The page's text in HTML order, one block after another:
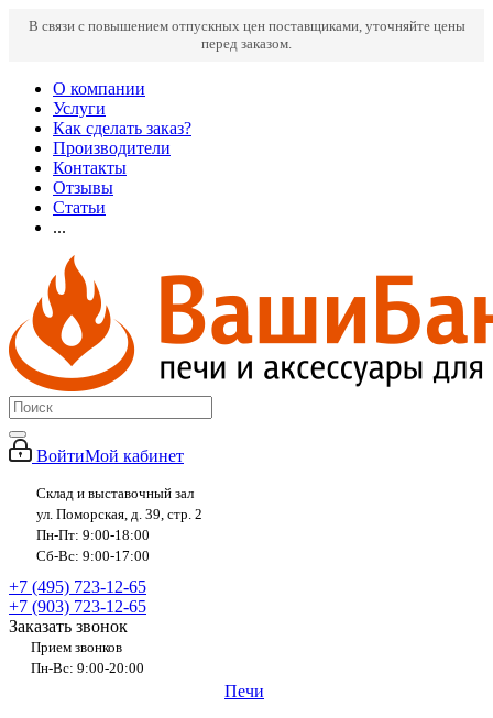
В связи с повышением отпускных цен поставщиками, уточняйте цены
перед заказом.
О компании
Услуги
Как сделать заказ?
Производители
Контакты
Отзывы
Статьи
...
ВойтиМой кабинет
Склад и выставочный зал
ул. Поморская, д. 39, стр. 2
Пн-Пт: 9:00-18:00
Сб-Вс: 9:00-17:00
+7 (495) 723-12-65
+7 (903) 723-12-65
Заказать звонок
Прием звонков
Пн-Вс: 9:00-20:00
Печи